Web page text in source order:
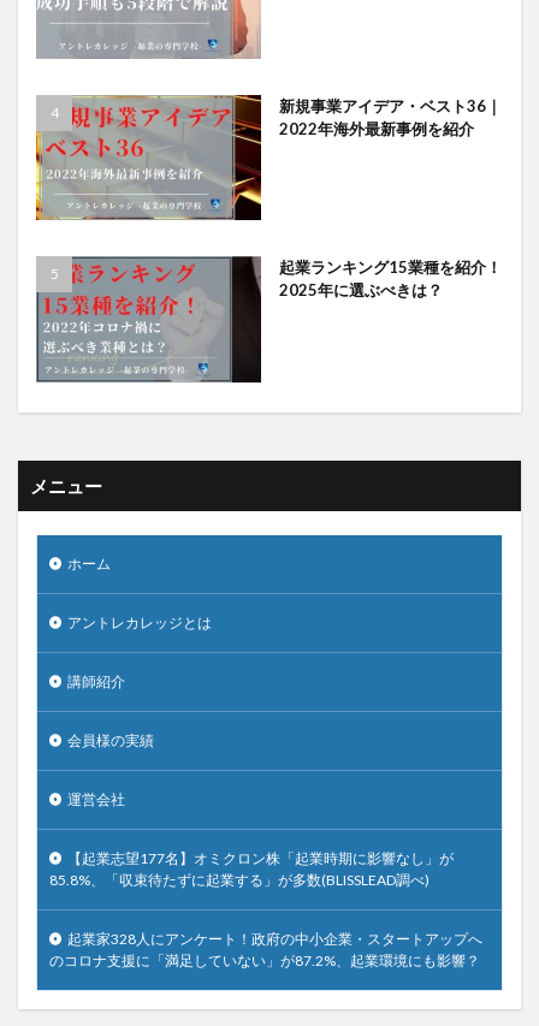
新規事業アイデア・ベスト36｜
2022年海外最新事例を紹介
起業ランキング15業種を紹介！
2025年に選ぶべきは？
メニュー
ホーム
アントレカレッジとは
講師紹介
会員様の実績
運営会社
【起業志望177名】オミクロン株「起業時期に影響なし」が
85.8%、「収束待たずに起業する」が多数(BLISSLEAD調べ)
起業家328人にアンケート！政府の中小企業・スタートアップへ
のコロナ支援に「満足していない」が87.2%、起業環境にも影響？